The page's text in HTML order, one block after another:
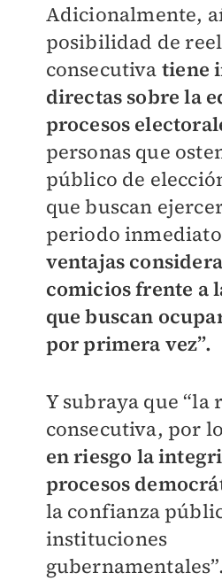
Adicionalmente,
posibilidad de
consecutiva tiene
directas sobre la
procesos
personas que
público de
que buscan
periodo
ventajas
comicios frente a
que buscan
por primera vez”.
Y subraya que “la
consecutiva, por
en riesgo la
procesos
la confianza
instituciones
gubernamentales”.